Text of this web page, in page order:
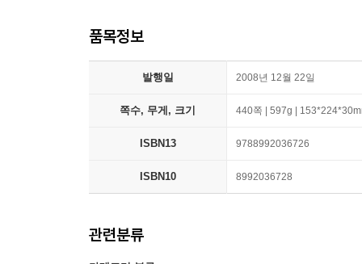
품목정보
발행일 2008년 12월 22일
쪽수, 무게, 크기 440쪽 | 597g |
ISBN13 9788992036726
ISBN10 8992036728
관련분류